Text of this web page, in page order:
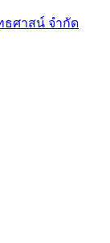
ธศาสน์ จำกัด